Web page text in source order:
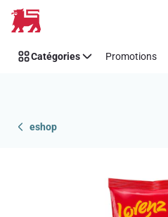
Passer
Catégories Promotions
eshop